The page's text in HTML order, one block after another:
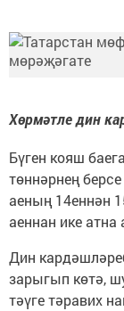
Хөрмәтле дин
Бүген кояш
төннәрнең
аеның 14еннән
аеннан ике атна
Дин
зарыгып көтә,
тәүге тәравих